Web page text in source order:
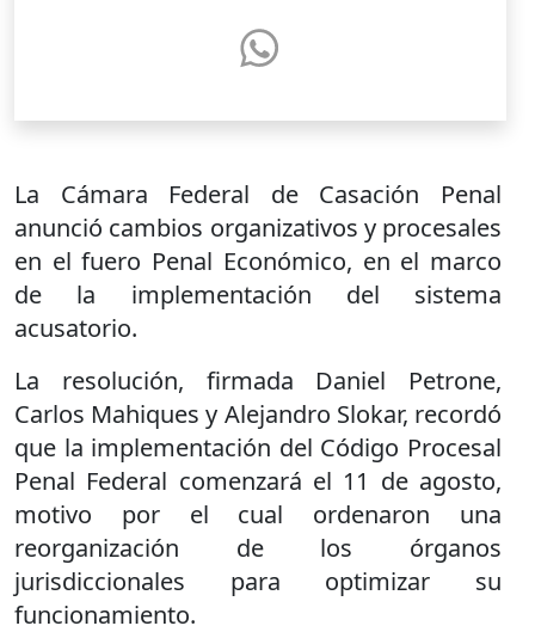
La Cámara Federal de Casación Penal
anunció cambios organizativos y procesales
en el fuero Penal Económico, en el marco
de la implementación del sistema
acusatorio.
La resolución, firmada Daniel Petrone,
Carlos Mahiques y Alejandro Slokar, recordó
que la implementación del Código Procesal
Penal Federal comenzará el 11 de agosto,
motivo por el cual ordenaron una
reorganización de los órganos
jurisdiccionales para optimizar su
funcionamiento.